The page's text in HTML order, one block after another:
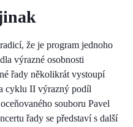
že je program jednoho
výrazné osobnosti
řady několikrát vystoupí
cyklu II výrazný podíl
souboru Pavel
řady se představí s další